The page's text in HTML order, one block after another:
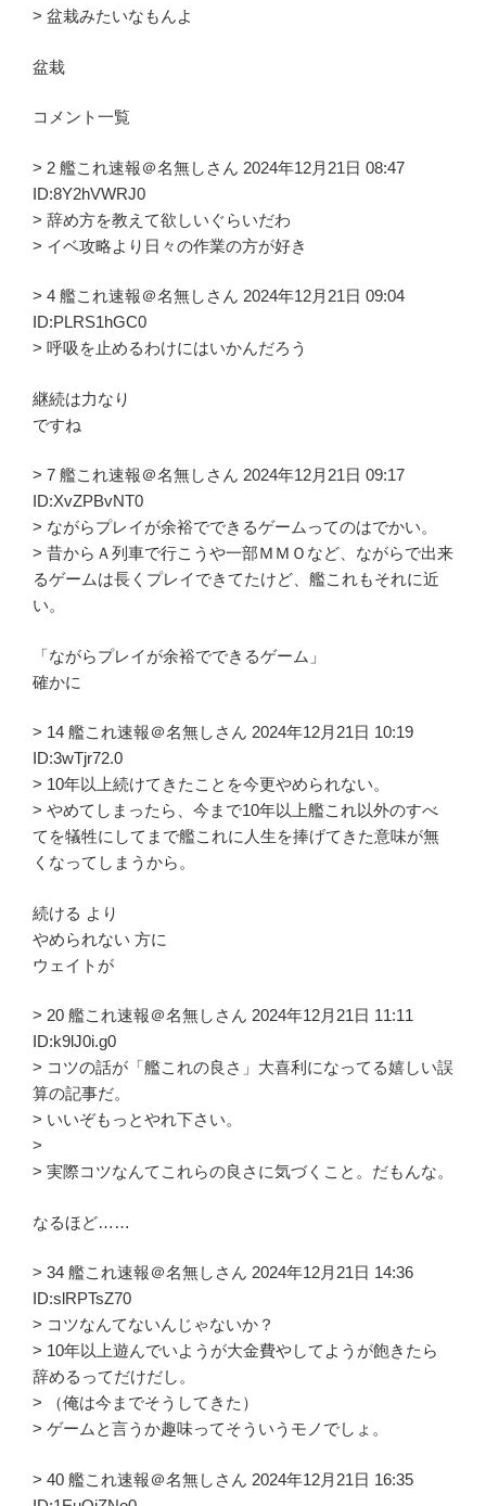
> 盆栽みたいなもんよ
盆栽
コメント一覧
> 2 艦これ速報＠名無しさん 2024年12月21日 08:47
ID:8Y2hVWRJ0
> 辞め方を教えて欲しいぐらいだわ
> イベ攻略より日々の作業の方が好き
> 4 艦これ速報＠名無しさん 2024年12月21日 09:04
ID:PLRS1hGC0
> 呼吸を止めるわけにはいかんだろう
継続は力なり
ですね
> 7 艦これ速報＠名無しさん 2024年12月21日 09:17
ID:XvZPBvNT0
> ながらプレイが余裕でできるゲームってのはでかい。
> 昔からＡ列車で行こうや一部ＭＭＯなど、ながらで出来
るゲームは長くプレイできてたけど、艦これもそれに近
い。
「ながらプレイが余裕でできるゲーム」
確かに
> 14 艦これ速報＠名無しさん 2024年12月21日 10:19
ID:3wTjr72.0
> 10年以上続けてきたことを今更やめられない。
> やめてしまったら、今まで10年以上艦これ以外のすべ
てを犠牲にしてまで艦これに人生を捧げてきた意味が無
くなってしまうから。
続ける より
やめられない 方に
ウェイトが
> 20 艦これ速報＠名無しさん 2024年12月21日 11:11
ID:k9lJ0i.g0
> コツの話が「艦これの良さ」大喜利になってる嬉しい誤
算の記事だ。
> いいぞもっとやれ下さい。
>
> 実際コツなんてこれらの良さに気づくこと。だもんな。
なるほど……
> 34 艦これ速報＠名無しさん 2024年12月21日 14:36
ID:slRPTsZ70
> コツなんてないんじゃないか？
> 10年以上遊んでいようが大金費やしてようが飽きたら
辞めるってだけだし。
> （俺は今までそうしてきた）
> ゲームと言うか趣味ってそういうモノでしょ。
> 40 艦これ速報＠名無しさん 2024年12月21日 16:35